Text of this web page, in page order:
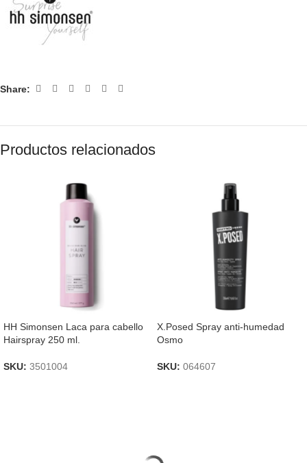
Share:
Productos relacionados
HH Simonsen Laca para cabello
Hairspray 250 ml.
SKU: 3501004
X.Posed Spray anti-humedad
Osmo
SKU: 064607